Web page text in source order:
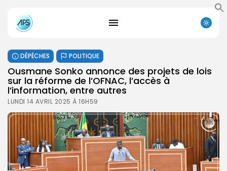
DÉPÊCHES POLITIQUE
Ousmane Sonko annonce des projets de lois
sur la réforme de l’OFNAC, l’accès à
l’information, entre autres
LUNDI 14 AVRIL 2025 À 16H59